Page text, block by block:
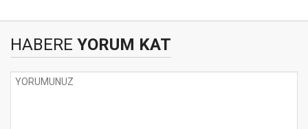
HABERE YORUM KAT